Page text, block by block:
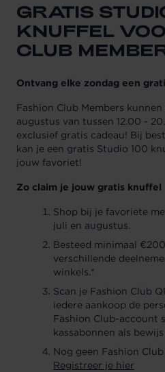
GRATIS
KNUFFEL
CLUB
Ontvang elke zondag een
Fashion Club Members
augustus van tussen 12.00 -
exclusief gratis cadeau! Bij
kan je een gratis Studio 100
jouw favoriet!
Zo claim je jouw gratis knuffel
Shop bij je favoriete
juli en augustus.
Besteed minimaal
verschillende
winkels.*
Scan je Fashion Club
iedere aankoop de
Fashion Club-account
kassabonnen als
Nog geen Fashion
Registreer je hier